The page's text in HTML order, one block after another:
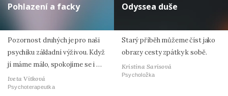
Pohlazení a facky
Pozornost druhých je pro naši
psychiku základní výživou. Když
jí máme málo, spokojíme se i …
Iveta Vitková
Psychoterapeutka
Odyssea duše
Starý příběh můžeme číst jako
obrazy cesty zpátky k sobě.
Kristina Sarisová
Psycholožka